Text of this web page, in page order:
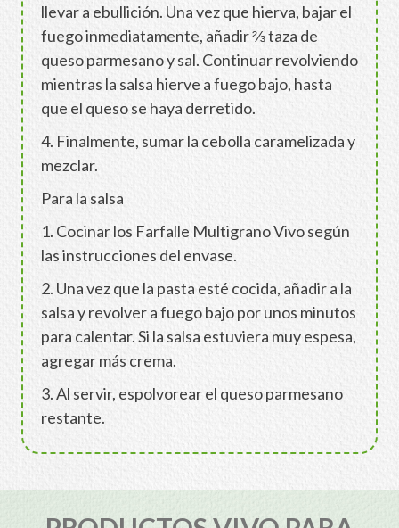
llevar a ebullición. Una vez que hierva, bajar el
fuego inmediatamente, añadir ⅔ taza de
queso parmesano y sal. Continuar revolviendo
mientras la salsa hierve a fuego bajo, hasta
que el queso se haya derretido.
4. Finalmente, sumar la cebolla caramelizada y
mezclar.
Para la salsa
1. Cocinar los Farfalle Multigrano Vivo según
las instrucciones del envase.
2. Una vez que la pasta esté cocida, añadir a la
salsa y revolver a fuego bajo por unos minutos
para calentar. Si la salsa estuviera muy espesa,
agregar más crema.
3. Al servir, espolvorear el queso parmesano
restante.